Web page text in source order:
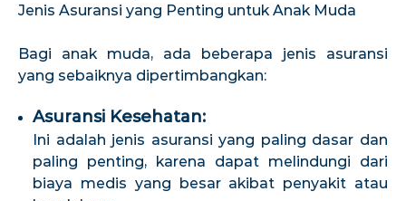
Jenis Asuransi yang Penting untuk Anak Muda
Bagi anak muda, ada beberapa jenis asuransi
yang sebaiknya dipertimbangkan:
Asuransi Kesehatan:
Ini adalah jenis asuransi yang paling dasar dan
paling penting, karena dapat melindungi dari
biaya medis yang besar akibat penyakit atau